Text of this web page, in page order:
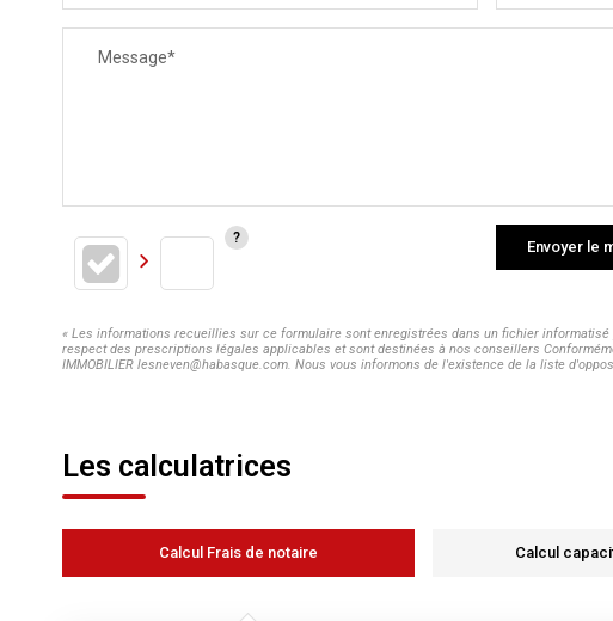
Message*
Envoyer le
« Les informations recueillies sur ce formulaire sont enregistrées dans un fichier informatisé
respect des prescriptions légales applicables et sont destinées à nos conseillers
IMMOBILIER lesneven@habasque.com. Nous vous informons de l'existence de la liste
Les calculatrices
Calcul Frais de notaire Calcul